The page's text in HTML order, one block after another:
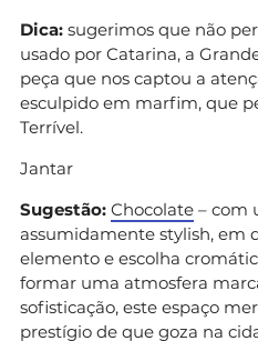
Dica: sugerimos que não
usado por Catarina, a
peça que nos captou a
esculpido em marfim, que
Terrível.
Jantar
Sugestão: Chocolate – com
assumidamente stylish, em
elemento e escolha
formar uma atmosfera
sofisticação, este espaço
prestígio de que goza na